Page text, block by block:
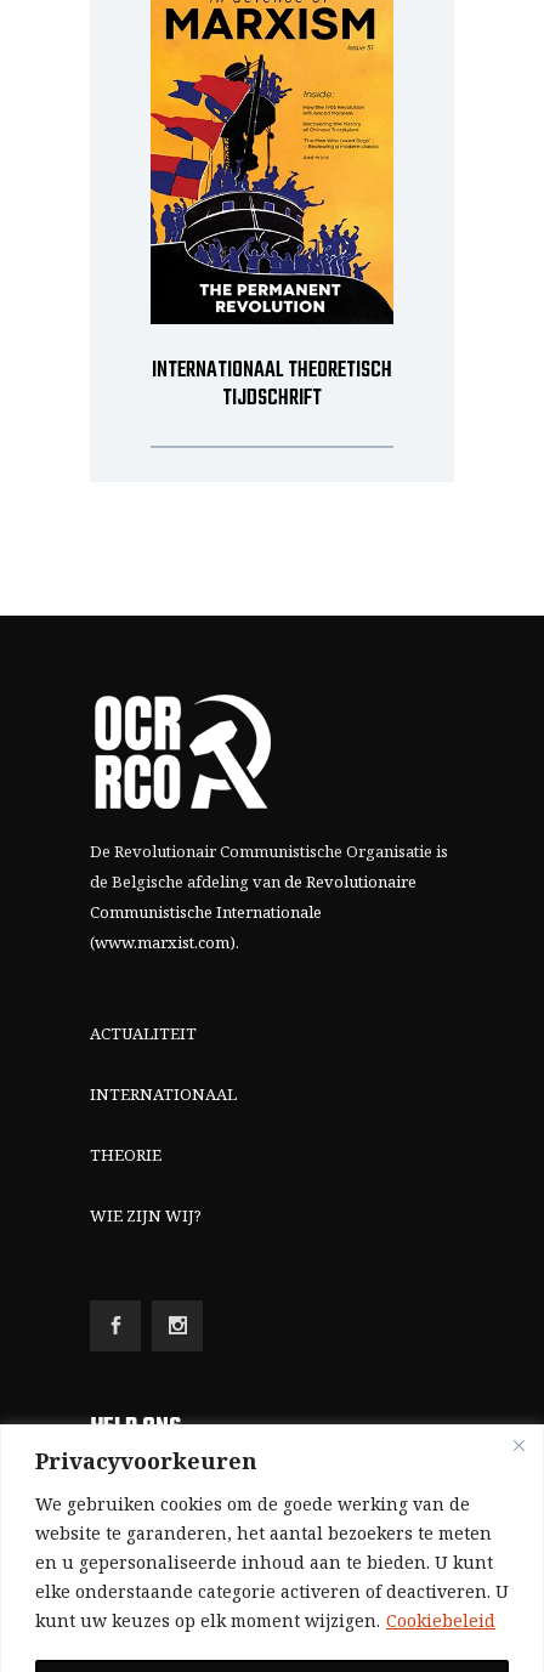
Privacyvoorkeuren
We gebruiken cookies om de goede werking van de
website te garanderen, het aantal bezoekers te meten
en u gepersonaliseerde inhoud aan te bieden. U kunt
elke onderstaande categorie activeren of deactiveren. U
kunt uw keuzes op elk moment wijzigen. Cookiebeleid
INTERNATIONAAL THEORETISCH
TIJDSCHRIFT
De Revolutionair Communistische Organisatie is
de Belgische afdeling vande Revolutionaire
Communistische Internationale
(www.marxist.com).
ACTUALITEIT
INTERNATIONAAL
THEORIE
WIE ZIJN WIJ?
HELP ONS
Aangezien we volledig zelf gefinancierd zijn
(zonder subsidies, zonder commerciële
advertenties en zonder rijke sponsors), zijn we
voor de publicatie van ons tijdschrift uitsluitend
afhankelijk van de financiële steun van onze